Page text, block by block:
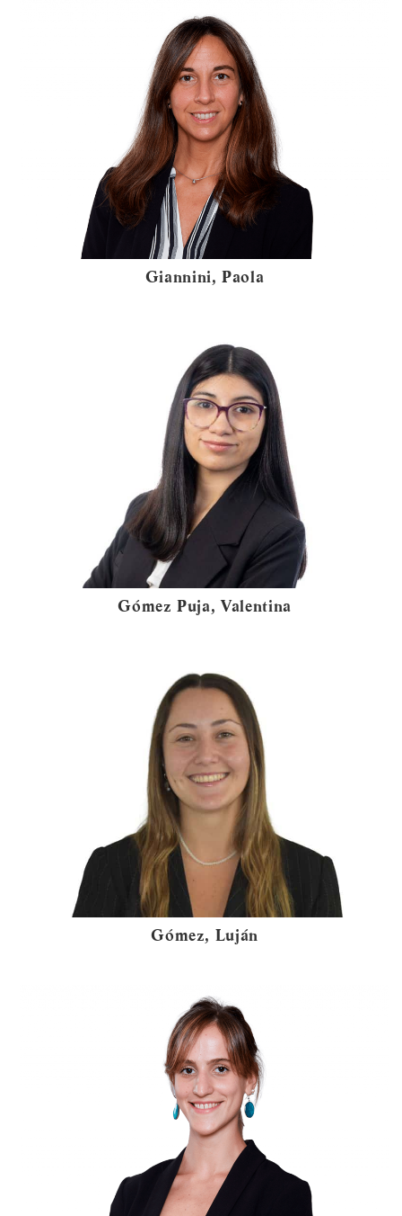
Giannini, Paola
Gómez Puja, Valentina
Gómez, Luján